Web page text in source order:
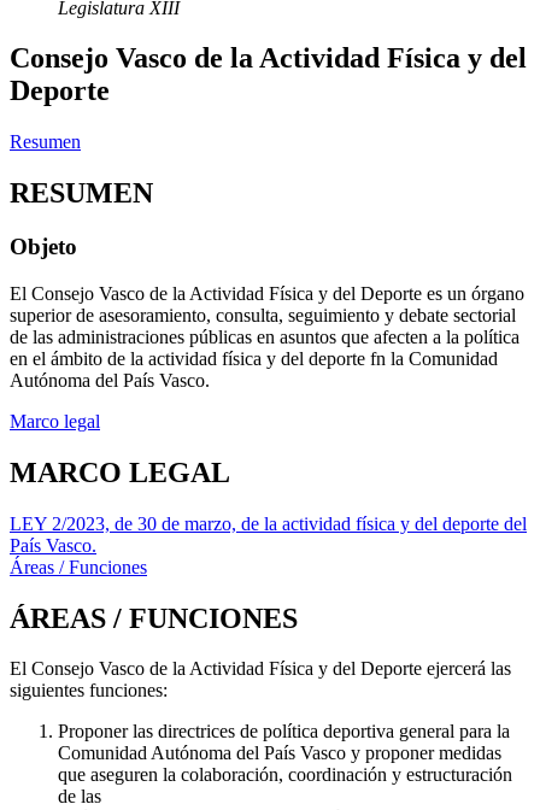
Legislatura XIII
Consejo Vasco de la Actividad Física y del
Deporte
Resumen
RESUMEN
Objeto
El Consejo Vasco de la Actividad Física y del Deporte es un órgano
superior de asesoramiento, consulta, seguimiento y debate sectorial
de las administraciones públicas en asuntos que afecten a la política
en el ámbito de la actividad física y del deporte fn la Comunidad
Autónoma del País Vasco.
Marco legal
MARCO LEGAL
LEY 2/2023, de 30 de marzo, de la actividad física y del deporte del
País Vasco.
Áreas / Funciones
ÁREAS / FUNCIONES
El Consejo Vasco de la Actividad Física y del Deporte ejercerá las
siguientes funciones:
Proponer las directrices de política deportiva general para la
Comunidad Autónoma del País Vasco y proponer medidas
que aseguren la colaboración, coordinación y estructuración
de las